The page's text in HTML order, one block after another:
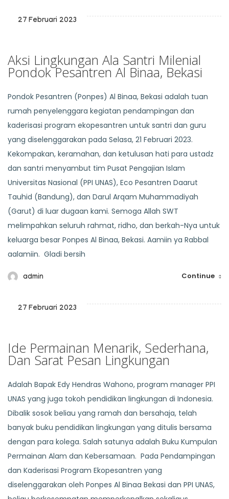
27 Februari 2023
Aksi Lingkungan Ala Santri Milenial
Pondok Pesantren Al Binaa, Bekasi
Pondok Pesantren (Ponpes) Al Binaa, Bekasi adalah tuan
rumah penyelenggara kegiatan pendampingan dan
kaderisasi program ekopesantren untuk santri dan guru
yang diselenggarakan pada Selasa, 21 Februari 2023.
Kekompakan, keramahan, dan ketulusan hati para ustadz
dan santri menyambut tim Pusat Pengajian Islam
Universitas Nasional (PPI UNAS), Eco Pesantren Daarut
Tauhid (Bandung), dan Darul Arqam Muhammadiyah
(Garut) di luar dugaan kami. Semoga Allah SWT
melimpahkan seluruh rahmat, ridho, dan berkah-Nya untuk
keluarga besar Ponpes Al Binaa, Bekasi. Aamiin ya Rabbal
aalamiin. Gladi bersih
admin Continue
27 Februari 2023
Ide Permainan Menarik, Sederhana,
Dan Sarat Pesan Lingkungan
Adalah Bapak Edy Hendras Wahono, program manager PPI
UNAS yang juga tokoh pendidikan lingkungan di Indonesia.
Dibalik sosok beliau yang ramah dan bersahaja, telah
banyak buku pendidikan lingkungan yang ditulis bersama
dengan para kolega. Salah satunya adalah Buku Kumpulan
Permainan Alam dan Kebersamaan. Pada Pendampingan
dan Kaderisasi Program Ekopesantren yang
diselenggarakan oleh Ponpes Al Binaa Bekasi dan PPI UNAS,